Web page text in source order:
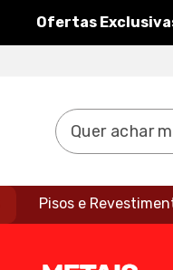
Ofertas
Pisos e